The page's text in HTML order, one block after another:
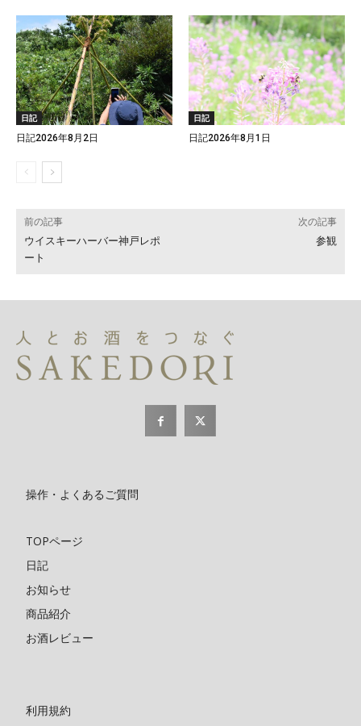
日記
日記2026年8月2日
日記
日記2026年8月1日
前の記事
ウイスキーハーバー神戸レポ
ート
次の記事
参観
操作・よくあるご質問
TOPページ
日記
お知らせ
商品紹介
お酒レビュー
利用規約